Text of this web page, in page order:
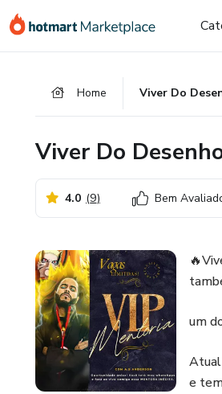
para
para
para
Home
Viver Do
4.0 (9) Bem
um
e